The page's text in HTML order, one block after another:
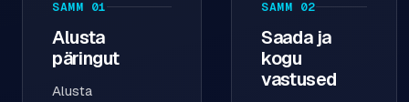
SAMM 01
Alusta
päringut
Alusta
SAMM 02
Saada ja
kogu
vastused